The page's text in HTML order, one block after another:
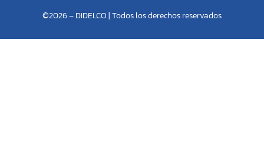
©2026 – DIDELCO | Todos los derechos reservados